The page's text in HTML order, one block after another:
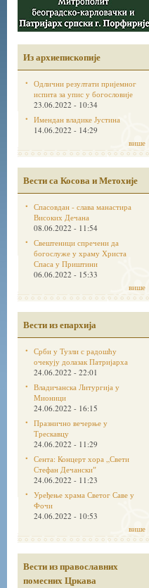
Из архиепископије
Одлични резултати пријемног
испита за упис у богословије
23.06.2022 - 10:34
Имендан владике Јустина
14.06.2022 - 14:29
више
Вести са Косова и Метохије
Спасовдан - слава манастира
Високих Дечана
08.06.2022 - 11:54
Свештеници спречени да
богослуже у храму Христа
Спаса у Приштини
06.06.2022 - 15:33
више
Вести из епархија
Срби у Тузли с радошћу
очекују долазак Патријарха
24.06.2022 - 22:01
Владичанска Литургија у
Мионици
24.06.2022 - 16:15
Празнично вечерње у
Трескавцу
24.06.2022 - 11:29
Сента: Концерт хора „Свети
Стефан Дечанскиˮ
24.06.2022 - 11:23
Уређење храма Светог Саве у
Фочи
24.06.2022 - 10:53
више
Вести из православних
помесних Цркава